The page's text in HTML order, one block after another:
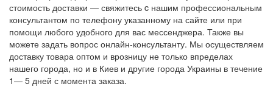
стоимость доставки — свяжитесь c нашим профессиональным
консультантом по телефону указанному на сайте или при
помощи любого удобного для вас мессенджера. Также вы
можете задать вопрос онлайн-консультанту. Мы осуществляем
доставку товара оптом и врозницу не только впределах
нашего города, но и в Киев и другие города Украины в течение
1— 5 дней с момента заказа.